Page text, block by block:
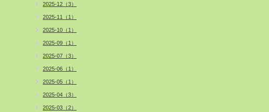
2025-12（3）
2025-11（1）
2025-10（1）
2025-09（1）
2025-07（3）
2025-06（1）
2025-05（1）
2025-04（3）
2025-03（2）